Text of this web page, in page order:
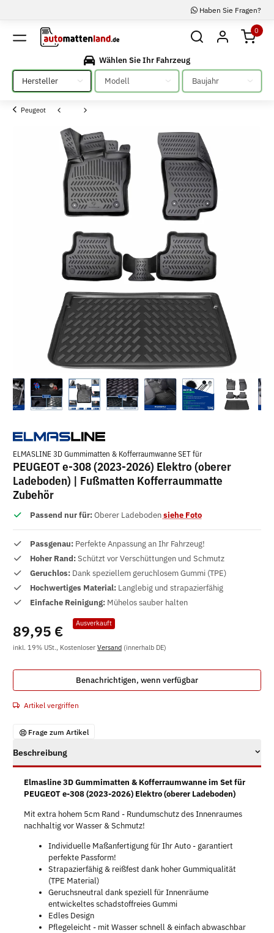
Haben Sie Fragen?
0
Wählen Sie Ihr Fahrzeug
Bitte auswählen
Bitte auswählen Bitte auswählen
Peugeot
ELMASLINE 3D Gummimatten & Kofferraumwanne SET für
PEUGEOT e-308 (2023-2026) Elektro (oberer
Ladeboden) | Fußmatten Kofferraummatte
Zubehör
Passend nur für:Oberer Ladebodensiehe Foto
Passgenau: Perfekte Anpassung an Ihr Fahrzeug!
Hoher Rand:Schützt vor Verschüttungen und Schmutz
Geruchlos: Dank speziellem geruchlosem Gummi (TPE)
Hochwertiges Material: Langlebig und strapazierfähig
Einfache Reinigung: Mühelos sauber halten
Ausverkauft
89,95 €
inkl. 19% USt., Kostenloser Versand (innerhalb DE)
Benachrichtigen, wenn verfügbar
Artikel vergriffen
Frage zum Artikel
Beschreibung
Elmasline 3D Gummimatten & Kofferraumwanne im Set für
PEUGEOT e-308 (2023-2026) Elektro (oberer Ladeboden)
Mit extra hohem 5cm Rand - Rundumschutz des Innenraumes
nachhaltig vor Wasser & Schmutz!
Individuelle Maßanfertigung für Ihr Auto - garantiert
perfekte Passform!
Strapazierfähig & reißfest dank hoher Gummiqualität
(TPE Material)
Geruchsneutral dank speziell für Innenräume
entwickeltes schadstoffreies Gummi
Edles Design
Pflegeleicht - mit Wasser schnell & einfach abwaschbar